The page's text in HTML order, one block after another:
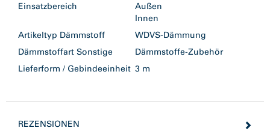
Einsatzbereich
Außen
Innen
Artikeltyp Dämmstoff
WDVS-Dämmung
Dämmstoffart Sonstige
Dämmstoffe-Zubehör
Lieferform / Gebindeeinheit 3 m
REZENSIONEN